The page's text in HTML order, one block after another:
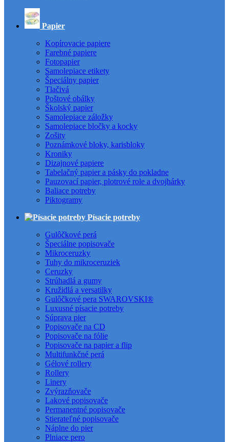
Papier
Kopírovacie papiere
Farebné papiere
Fotopapier
Samolepiace etikety
Špeciálny papier
Tlačivá
Poštové obálky
Školský papier
Samolepiace záložky
Samolepiace bločky a kocky
Zošity
Poznámkové bloky, karisbloky
Kroniky
Dizajnové papiere
Tabelačný papier a pásky do pokladne
Pauzovací papier, plotrové role a dvojhárky
Baliace potreby
Piktogramy
Písacie potreby
Gulôčkové perá
Špeciálne popisovače
Mikroceruzky
Tuhy do mikroceruziek
Ceruzky
Strúhadlá a gumy
Kružidlá a versatilky
Gulôčkové pera SWAROVSKI®
Luxusné písacie potreby
Súprava pier
Popisovače na CD
Popisovače na fólie
Popisovače na papier a flip
Multifunkčné perá
Gélové rollery
Rollery
Linery
Zvýrazňovače
Lakové popisovače
Permanentné popisovače
Stierateľné popisovače
Náplne do pier
Plniace pero